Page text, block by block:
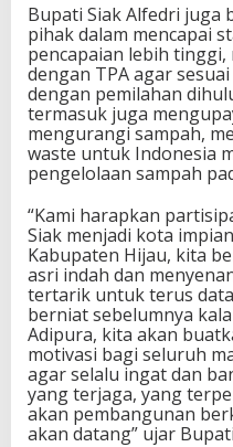
Bupati Siak Alfedri juga
pihak dalam mencapai
pencapaian lebih tinggi,
dengan TPA agar
dengan pemilahan
termasuk juga
mengurangi sampah,
waste untuk Indonesia
pengelolaan sampah
“Kami harapkan
Siak menjadi kota
Kabupaten Hijau, kita
asri indah dan
tertarik untuk terus
berniat sebelumnya
Adipura, kita akan
motivasi bagi seluruh
agar selalu ingat dan
yang terjaga, yang
akan pembangunan
akan datang” ujar